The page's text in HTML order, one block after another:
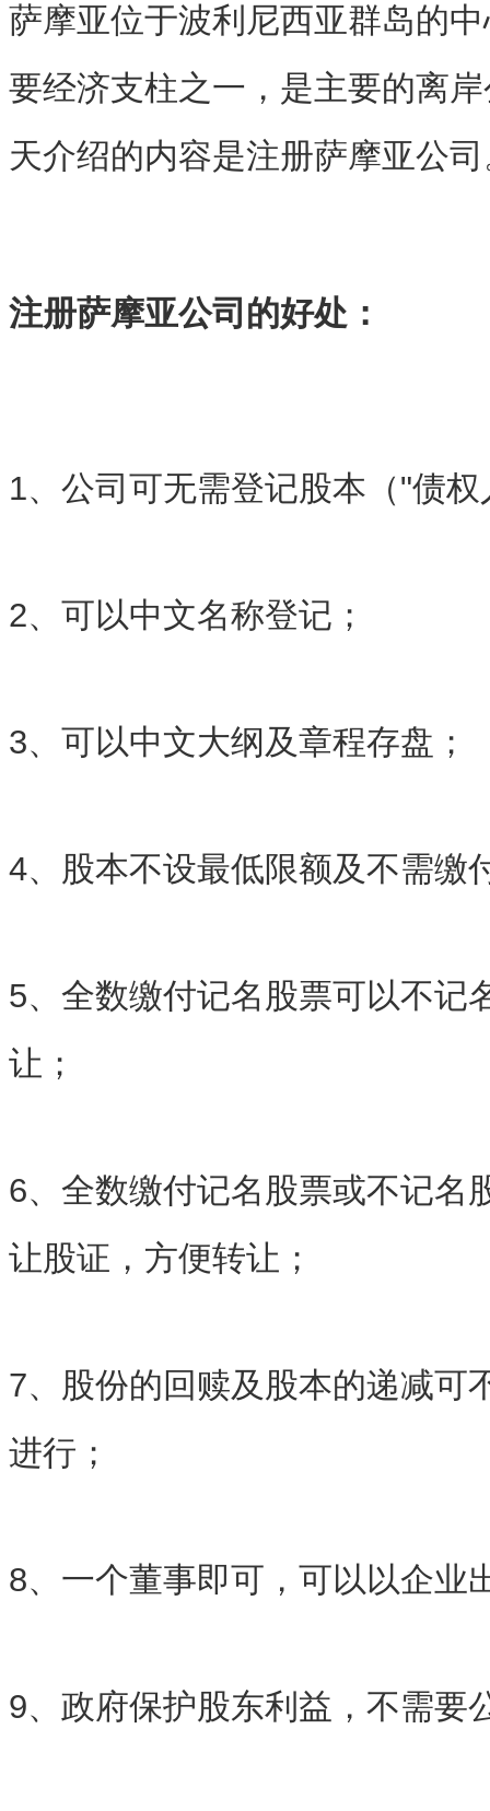
萨摩亚位于波利尼西亚群岛的
要经济支柱之一，是主要的离
天介绍的内容是注册萨摩亚公
注册萨摩亚公司的好处：
1、公司可无需登记股本（"债
2、可以中文名称登记；
3、可以中文大纲及章程存盘；
4、股本不设最低限额及不需缴
5、全数缴付记名股票可以不记
让；
6、全数缴付记名股票或不记名
让股证，方便转让；
7、股份的回赎及股本的递减可
进行；
8、一个董事即可，可以以企业
9、政府保护股东利益，不需要